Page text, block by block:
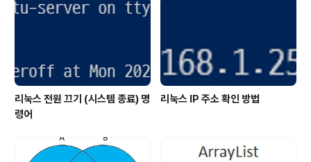
리눅스 전원 끄기 (시스템 종료) 명
령어
리눅스 IP 주소 확인 방법